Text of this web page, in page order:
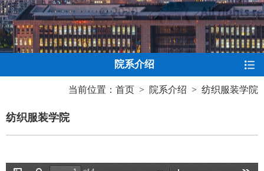
院系介绍
当前位置： 首页 > 院系介绍 > 纺织服装学院
纺织服装学院